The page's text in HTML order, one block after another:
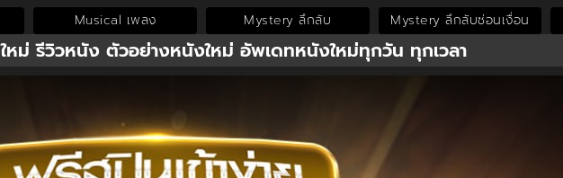
Musical เพลง
Mystery ลึกลับ Mystery ลึกลับซ่อนเงื่อน
หม่ รีวิวหนัง ตัวอย่างหนังใหม่ อัพเดทหนังใหม่ทุกวัน ทุกเวลา